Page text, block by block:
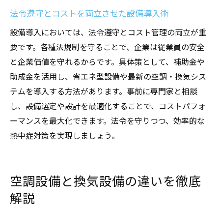
空調設備と連動した換気設備選定のポイン
ト
快適な店舗設計を支える換気設備の工夫
冷暖房工事後の換気対策で健康リスク低減
工場特有の課題を解決する換気システム事
例
コストを抑えつつ効果的な設備導入法
補助金活用で工場冷暖房工事を賢く進める方法
補助金で工場冷暖房工事のコストを大幅削
の種類
法令遵守とコストを両立させた設備導入術
設備導入においては、法令遵守とコスト管理の両立が重
要です。各種法規制を守ることで、企業は従業員の安全
と企業価値を守れるからです。具体策として、補助金や
助成金を活用し、省エネ型設備や最新の空調・換気シス
テムを導入する方法があります。事前に専門家と相談
し、設備選定や設計を最適化することで、コストパフォ
ーマンスを最大化できます。法令を守りつつ、効率的な
熱中症対策を実現しましょう。
空調設備と換気設備の違いを徹底
解説